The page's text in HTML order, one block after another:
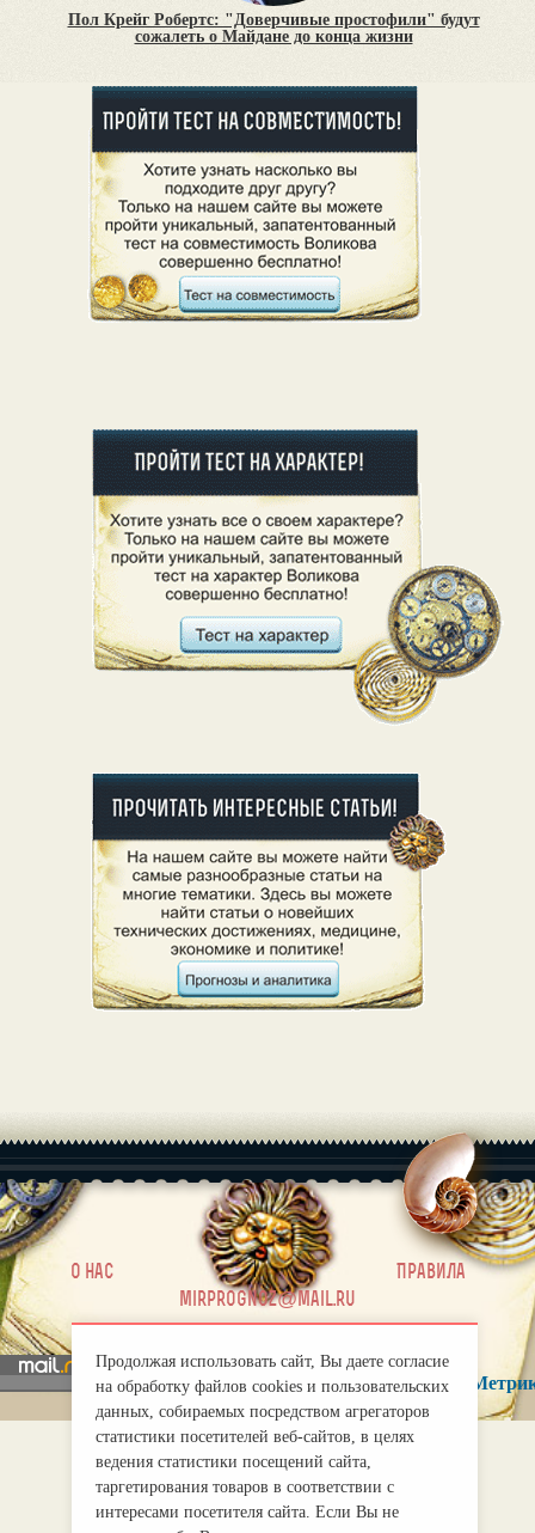
Пол Крейг Робертс: "Доверчивые простофили" будут
сожалеть о Майдане до конца жизни
О нас |
Правила
mirprognoz@mail.ru
Продолжая использовать сайт, Вы даете согласие
на обработку файлов cookies и пользовательских
данных, собираемых посредством агрегаторов
статистики посетителей веб-сайтов, в целях
ведения статистики посещений сайта,
таргетирования товаров в соответствии с
интересами посетителя сайта. Если Вы не